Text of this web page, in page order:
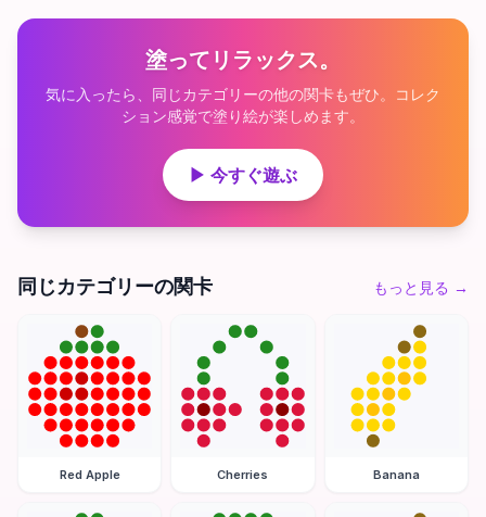
塗ってリラックス。
気に入ったら、同じカテゴリーの他の関卡もぜひ。コレク
ション感覚で塗り絵が楽しめます。
▶ 今すぐ遊ぶ
同じカテゴリーの関卡 もっと見る →
Red Apple Cherries Banana